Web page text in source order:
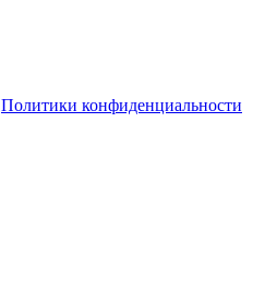
Политики конфиденциальности